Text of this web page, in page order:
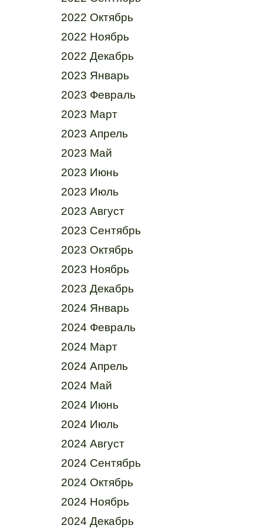
2022 Октябрь
2022 Ноябрь
2022 Декабрь
2023 Январь
2023 Февраль
2023 Март
2023 Апрель
2023 Май
2023 Июнь
2023 Июль
2023 Август
2023 Сентябрь
2023 Октябрь
2023 Ноябрь
2023 Декабрь
2024 Январь
2024 Февраль
2024 Март
2024 Апрель
2024 Май
2024 Июнь
2024 Июль
2024 Август
2024 Сентябрь
2024 Октябрь
2024 Ноябрь
2024 Декабрь